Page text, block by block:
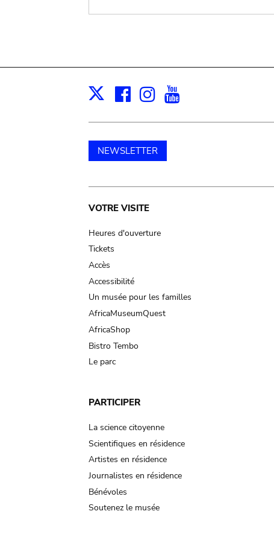
X Facebook
Instagram
NEWSLETTER
Main
navigation
VOTRE VISITE
Heures d'ouverture
Tickets
Accès
Accessibilité
Un musée pour les familles
AfricaMuseumQuest
AfricaShop
Bistro Tembo
Le parc
PARTICIPER
La science citoyenne
Scientifiques en résidence
Artistes en résidence
Journalistes en résidence
Bénévoles
Soutenez le musée